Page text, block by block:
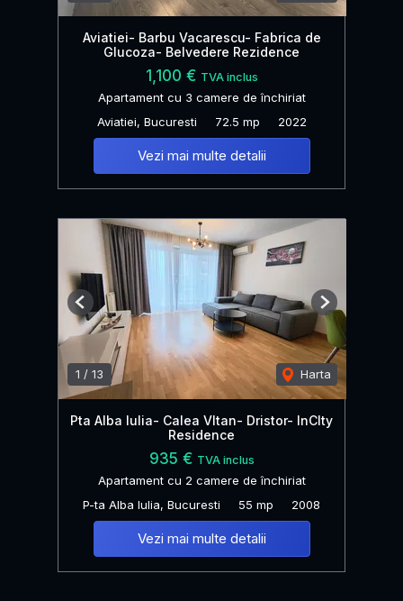
Aviatiei- Barbu Vacarescu- Fabrica de
Glucoza- Belvedere Rezidence
1,100 € TVA inclus
Apartament cu 3 camere de închiriat
Aviatiei, Bucuresti
72.5 mp 2022
Vezi mai multe detalii
1 / 13 Harta
Previous Next
Pta Alba Iulia- Calea VItan- Dristor- InCIty
Residence
935 € TVA inclus
Apartament cu 2 camere de închiriat
P-ta Alba Iulia, Bucuresti
55 mp 2008
Vezi mai multe detalii